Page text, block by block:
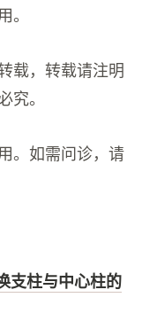
。
载，转载请注明
究。
。如需问诊，请
支柱与中心柱的